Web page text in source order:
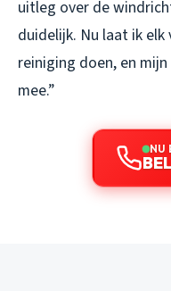
uitleg over de
duidelijk. Nu laat ik
reiniging doen, en
mee.”
NU